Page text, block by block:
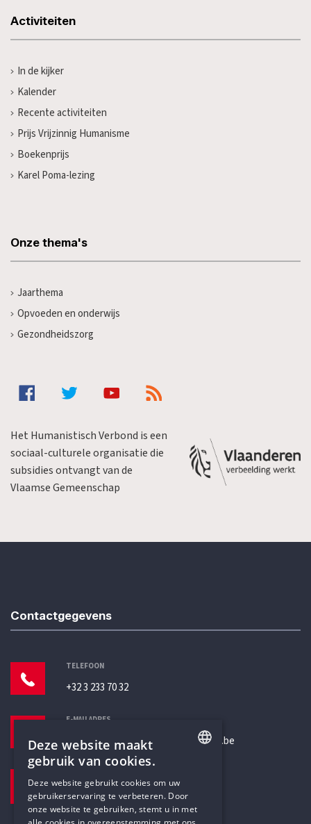
Activiteiten
In de kijker
Kalender
Recente activiteiten
Prijs Vrijzinnig Humanisme
Boekenprijs
Karel Poma-lezing
Onze thema's
Jaarthema
Opvoeden en onderwijs
Gezondheidszorg
Het Humanistisch Verbond is een
sociaal-culturele organisatie die
subsidies ontvangt van de
Vlaamse Gemeenschap
Contactgegevens
TELEFOON
+32 3 233 70 32
E-MAILADRES
secretariaat@humanistischverbond.be
Pottenbrug 4
Antwerpen, 2000
DUTCH
Deze website maakt
gebruik van cookies.
Deze website gebruikt cookies om uw
gebruikerservaring te verbeteren. Door
onze website te gebruiken, stemt u in met